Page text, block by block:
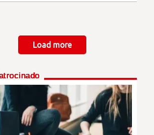
Load more